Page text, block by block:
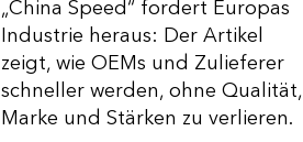
„China Speed“ fordert Europas
Industrie heraus: Der Artikel
zeigt, wie OEMs und Zulieferer
schneller werden, ohne Qualität,
Marke und Stärken zu verlieren.